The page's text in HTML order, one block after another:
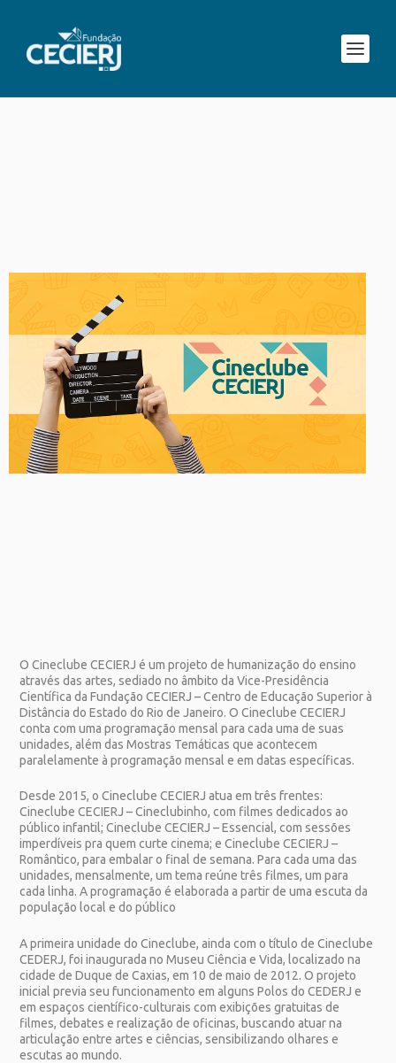
O Cineclube CECIERJ é um projeto de humanização do ensino
através das artes, sediado no âmbito da Vice-Presidência
Científica da Fundação CECIERJ – Centro de Educação Superior à
Distância do Estado do Rio de Janeiro. O Cineclube CECIERJ
conta com uma programação mensal para cada uma de suas
unidades, além das Mostras Temáticas que acontecem
paralelamente à programação mensal e em datas específicas.
Desde 2015, o Cineclube CECIERJ atua em três frentes:
Cineclube CECIERJ – Cineclubinho, com filmes dedicados ao
público infantil; Cineclube CECIERJ – Essencial, com sessões
imperdíveis pra quem curte cinema; e Cineclube CECIERJ –
Romântico, para embalar o final de semana. Para cada uma das
unidades, mensalmente, um tema reúne três filmes, um para
cada linha. A programação é elaborada a partir de uma escuta da
população local e do público
A primeira unidade do Cineclube, ainda com o título de Cineclube
CEDERJ, foi inaugurada no Museu Ciência e Vida, localizado na
cidade de Duque de Caxias, em 10 de maio de 2012. O projeto
inicial previa seu funcionamento em alguns Polos do CEDERJ e
em espaços científico-culturais com exibições gratuitas de
filmes, debates e realização de oficinas, buscando atuar na
articulação entre artes e ciências, sensibilizando olhares e
escutas ao mundo.